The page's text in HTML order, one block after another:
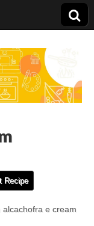
Recipe
e cream